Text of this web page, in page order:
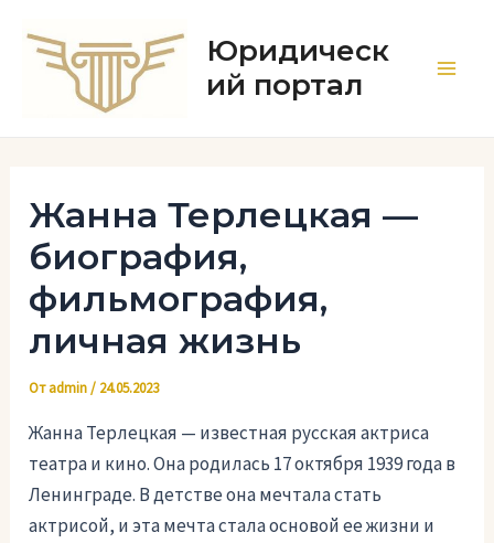
содержимому
Юридическ
ий портал
Жанна Терлецкая —
биография,
фильмография,
личная жизнь
Отadmin/ 24.05.2023
Жанна Терлецкая — известная русская актриса
театра и кино. Она родилась 17 октября 1939 года в
Ленинграде. В детстве она мечтала стать
актрисой, и эта мечта стала основой ее жизни и